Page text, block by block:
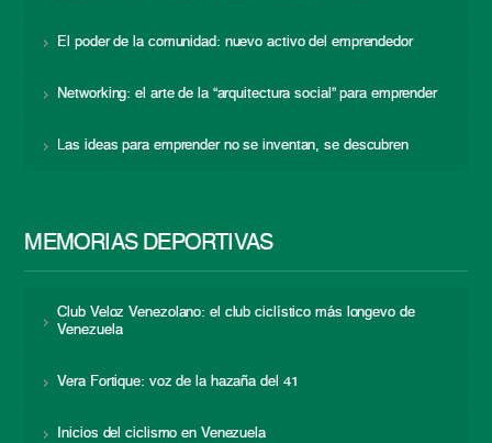
El poder de la comunidad: nuevo activo del emprendedor
Networking: el arte de la “arquitectura social” para emprender
Las ideas para emprender no se inventan, se descubren
MEMORIAS DEPORTIVAS
Club Veloz Venezolano: el club ciclístico más longevo de
Venezuela
Vera Fortique: voz de la hazaña del 41
Inicios del ciclismo en Venezuela